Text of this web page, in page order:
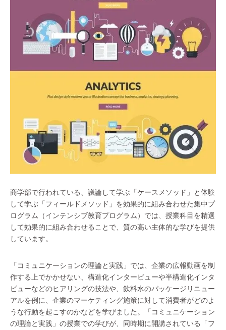
商学部で行われている、議論して学ぶ「ケースメソッド」と体験
して学ぶ「フィールドメソッド」を効果的に組み合わせた集中プ
ログラム（インテンシブ教育プログラム）では、授業科目を精選
して効果的に組み合わせることで、質の高い主体的な学びを提供
しています。
「コミュニケーションの理論と実践」では、企業の広報動画を制
作する上でかかせない、構造化インタービューや半構造化インタ
ビューなどのヒアリングの技法や、飲料水のパッケージリニュー
アルを例に、企業のマーケティング施策に対して消費者がどのよ
うな行動を起こすのかなどを学びました。「コミュニケーション
の理論と実践」の授業での学びが、同時期に開講されている「フ